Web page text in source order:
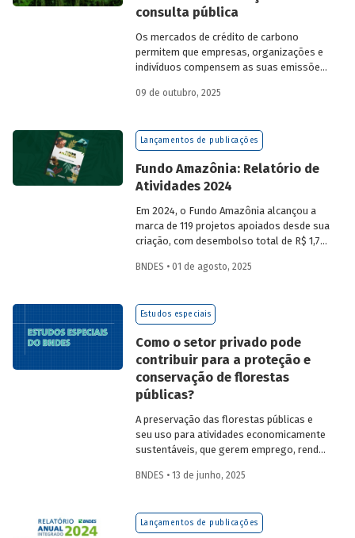
consulta pública
Os mercados de crédito de carbono
permitem que empresas, organizações e
indivíduos compensem as suas emissões
por projetos de redução de emissões
MMA realizaram uma consulta pública
sobre a certificação de carbono no
contribuições da sociedade civil,
especialistas e entidades do setor
visando avaliar os desafios e
oportunidades desse mercado. Conheça
os resultados.
09 de outubro, 2025
Lançamentos de publicações
Fundo Amazônia: Relatório de
Atividades 2024
Em 2024, o Fundo Amazônia alcançou a
marca de 119 projetos apoiados desde sua
criação, com desembolso total de R$ 1,76
sua atuação e os projetos estão reunidas
BNDES • 01 de agosto, 2025
Estudos especiais
Como o setor privado pode
contribuir para a proteção e
conservação de florestas
públicas?
A preservação das florestas públicas e
seu uso para atividades economicamente
sustentáveis, que gerem emprego, renda
vive nessas regiões, não são excludentes.
desafio para a gestão e preservação das
florestas e da possibilidade de utilização
BNDES • 13 de junho, 2025
Lançamentos de publicações